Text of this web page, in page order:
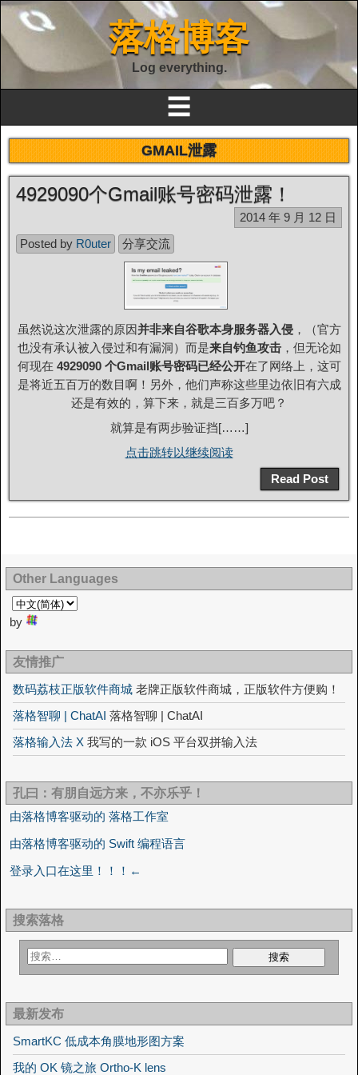
落格博客
Log everything.
☰
GMAIL泄露
4929090个Gmail账号密码泄露！
2014 年 9 月 12 日
Posted by R0uter 分享交流
虽然说这次泄露的原因并非来自谷歌本身服务器入侵，（官方
也没有承认被入侵过和有漏洞）而是来自钓鱼攻击，但无论如
何现在 4929090 个Gmail账号密码已经公开在了网络上，这可
是将近五百万的数目啊！另外，他们声称这些里边依旧有六成
还是有效的，算下来，就是三百多万吧？
就算是有两步验证挡[……]
点击跳转以继续阅读
Read Post
Other Languages
by
友情推广
数码荔枝正版软件商城 老牌正版软件商城，正版软件方便购！
落格智聊 | ChatAI 落格智聊 | ChatAI
落格输入法 X 我写的一款 iOS 平台双拼输入法
孔曰：有朋自远方来，不亦乐乎！
由落格博客驱动的 落格工作室
由落格博客驱动的 Swift 编程语言
登录入口在这里！！！←
搜索落格
最新发布
SmartKC 低成本角膜地形图方案
我的 OK 镜之旅 Ortho-K lens